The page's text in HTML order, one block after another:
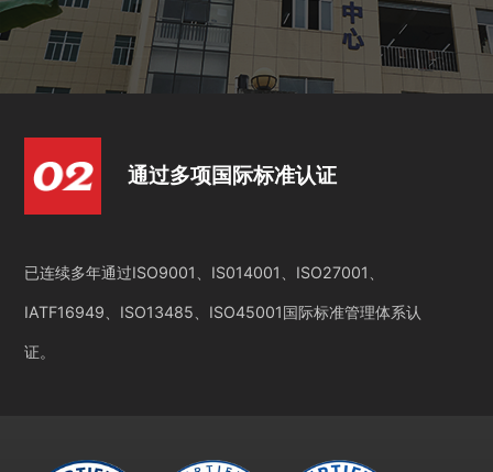
通过多项国际标准认证
已连续多年通过ISO9001、IS014001、ISO27001、
IATF16949、ISO13485、ISO45001国际标准管理体系认
证。